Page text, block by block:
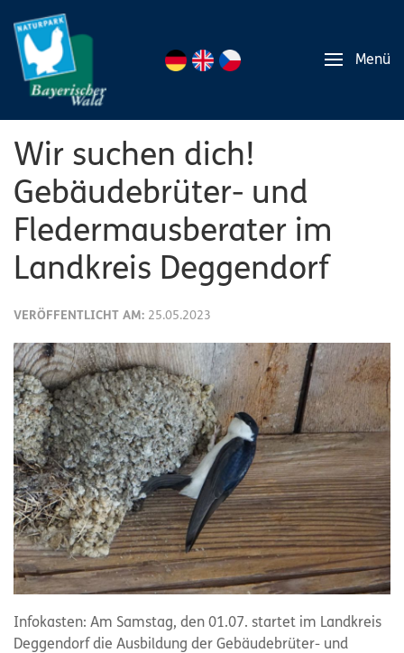
Menü
Wir suchen dich!
Gebäudebrüter- und
Fledermausberater im
Landkreis Deggendorf
VERÖFFENTLICHT AM: 25.05.2023
Infokasten: Am Samstag, den 01.07. startet im Landkreis
Deggendorf die Ausbildung der Gebäudebrüter- und